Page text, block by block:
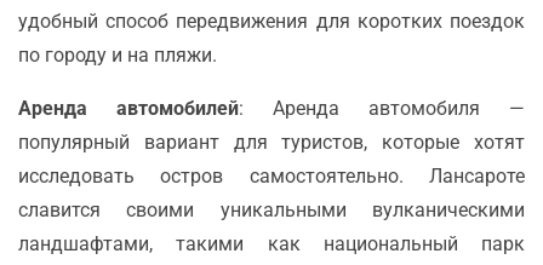
удобный способ передвижения для коротких поездок
по городу и на пляжи.
Аренда автомобилей: Аренда автомобиля —
популярный вариант для туристов, которые хотят
исследовать остров самостоятельно. Лансароте
славится своими уникальными вулканическими
ландшафтами, такими как национальный парк